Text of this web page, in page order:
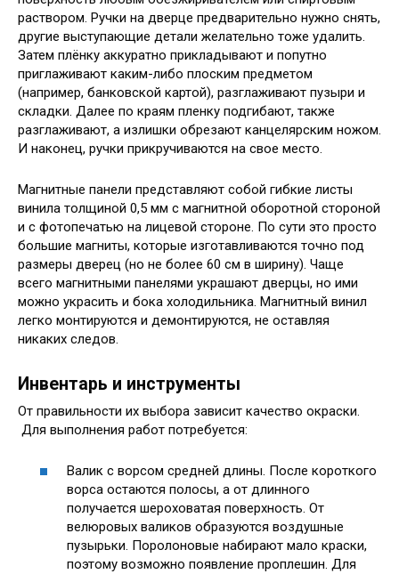
раствором. Ручки на дверце предварительно нужно снять,
другие выступающие детали желательно тоже удалить.
Затем плёнку аккуратно прикладывают и попутно
приглаживают каким-либо плоским предметом
(например, банковской картой), разглаживают пузыри и
складки. Далее по краям пленку подгибают, также
разглаживают, а излишки обрезают канцелярским ножом.
И наконец, ручки прикручиваются на свое место.
Магнитные панели представляют собой гибкие листы
винила толщиной 0,5 мм с магнитной оборотной стороной
и с фотопечатью на лицевой стороне. По сути это просто
большие магниты, которые изготавливаются точно под
размеры дверец (но не более 60 см в ширину). Чаще
всего магнитными панелями украшают дверцы, но ими
можно украсить и бока холодильника. Магнитный винил
легко монтируются и демонтируются, не оставляя
никаких следов.
Инвентарь и инструменты
От правильности их выбора зависит качество окраски.
Для выполнения работ потребуется:
Валик с ворсом средней длины. После короткого
ворса остаются полосы, а от длинного
получается шероховатая поверхность. От
велюровых валиков образуются воздушные
пузырьки. Поролоновые набирают мало краски,
поэтому возможно появление проплешин. Для